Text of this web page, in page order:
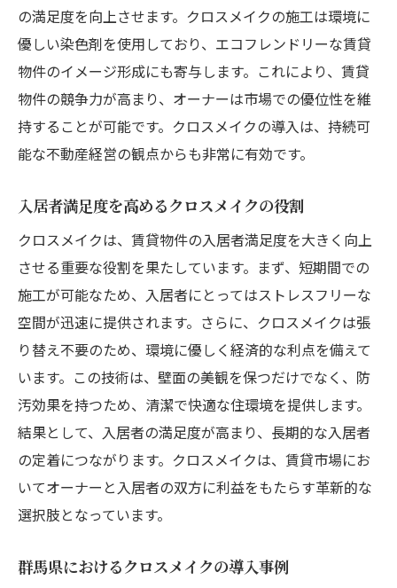
の満足度を向上させます。クロスメイクの施工は環境に
優しい染色剤を使用しており、エコフレンドリーな賃貸
物件のイメージ形成にも寄与します。これにより、賃貸
物件の競争力が高まり、オーナーは市場での優位性を維
持することが可能です。クロスメイクの導入は、持続可
能な不動産経営の観点からも非常に有効です。
入居者満足度を高めるクロスメイクの役割
クロスメイクは、賃貸物件の入居者満足度を大きく向上
させる重要な役割を果たしています。まず、短期間での
施工が可能なため、入居者にとってはストレスフリーな
空間が迅速に提供されます。さらに、クロスメイクは張
り替え不要のため、環境に優しく経済的な利点を備えて
います。この技術は、壁面の美観を保つだけでなく、防
汚効果を持つため、清潔で快適な住環境を提供します。
結果として、入居者の満足度が高まり、長期的な入居者
の定着につながります。クロスメイクは、賃貸市場にお
いてオーナーと入居者の双方に利益をもたらす革新的な
選択肢となっています。
群馬県におけるクロスメイクの導入事例